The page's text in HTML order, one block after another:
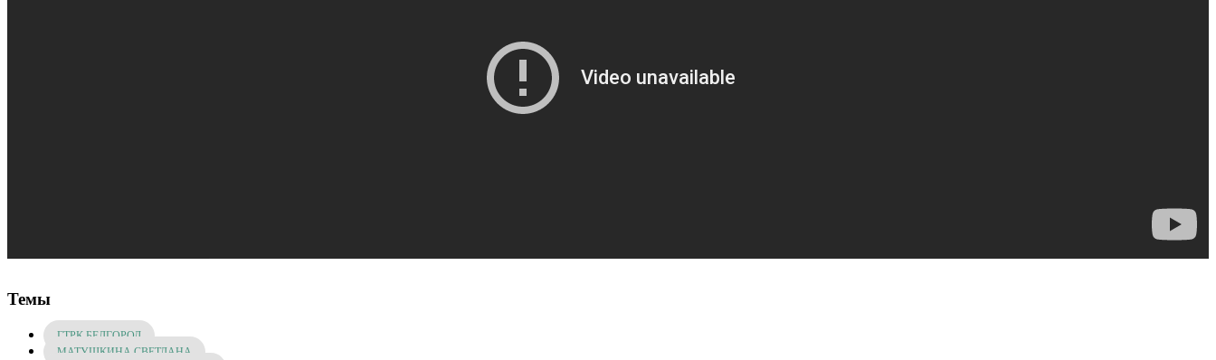
Темы
ГТРК БЕЛГОРОД
МАТУШКИНА СВЕТЛАНА